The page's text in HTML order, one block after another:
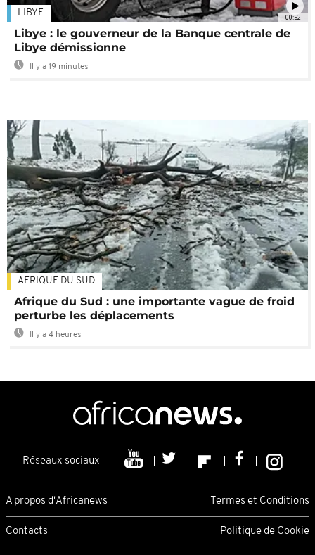
00:52
LIBYE
Libye : le gouverneur de la Banque centrale de
Libye démissionne
Il y a 19 minutes
AFRIQUE DU SUD
Afrique du Sud : une importante vague de froid
perturbe les déplacements
Il y a 4 heures
Réseaux sociaux
A propos d'Africanews Termes et Conditions
Contacts Politique de Cookie